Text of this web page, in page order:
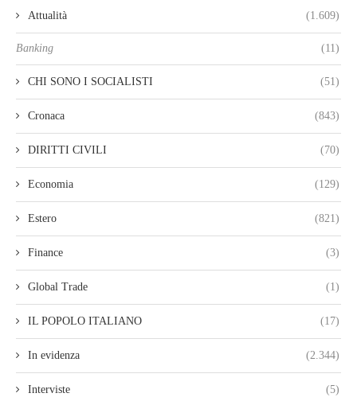
Attualità (1.609)
Banking (11)
CHI SONO I SOCIALISTI (51)
Cronaca (843)
DIRITTI CIVILI (70)
Economia (129)
Estero (821)
Finance (3)
Global Trade (1)
IL POPOLO ITALIANO (17)
In evidenza (2.344)
Interviste (5)